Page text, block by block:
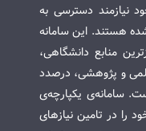
نیازمند دسترسی به
هستند. این سامانه
منابع دانشگاهی،
و پژوهشی، درصدد
سامانه‌ی یکپارچه‌ی
را در تامین نیازهای